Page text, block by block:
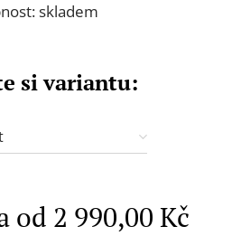
skladem
si variantu:
od 2 990,00 Kč